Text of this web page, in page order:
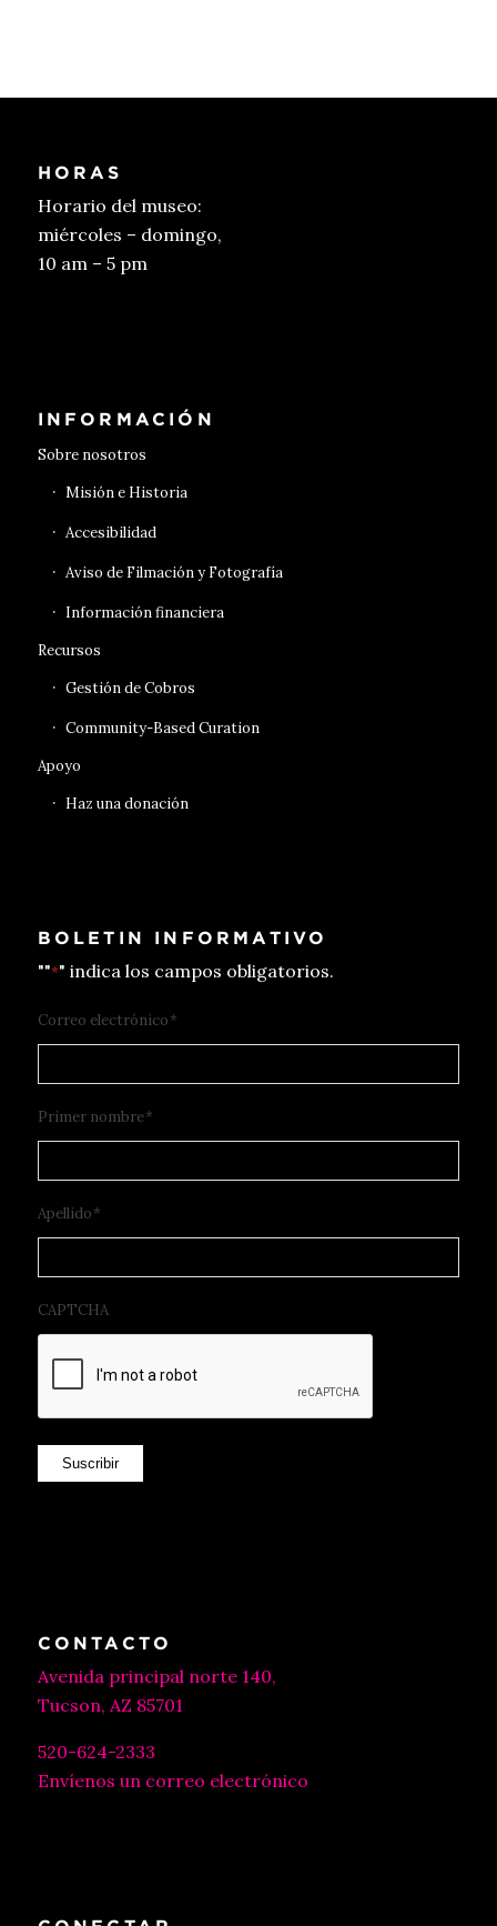
HORAS
Horario del museo:
miércoles – domingo,
10 am – 5 pm
INFORMACIÓN
Sobre nosotros
Misión e Historia
Accesibilidad
Aviso de Filmación y Fotografía
Información financiera
Recursos
Gestión de Cobros
Community-Based Curation
Apoyo
Haz una donación
BOLETIN INFORMATIVO
""*" indica los campos obligatorios.
Correo electrónico*
Primer nombre*
Apellido*
CAPTCHA
Suscribir
CONTACTO
Avenida principal norte 140,
Tucson, AZ 85701
520-624-2333
Envíenos un correo electrónico